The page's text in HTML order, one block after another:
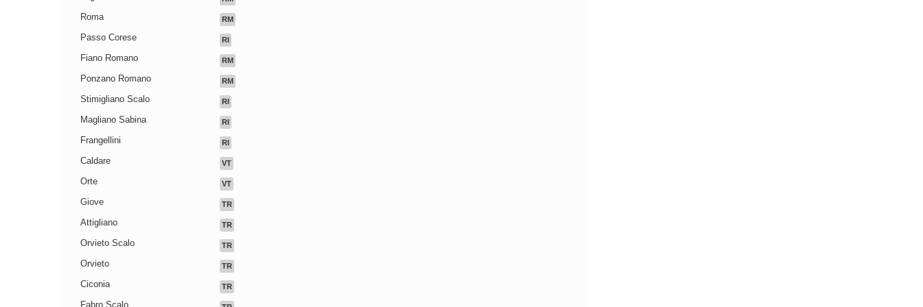
Roma RM
Passo Corese RI
Fiano Romano RM
Ponzano Romano RM
Stimigliano Scalo RI
Magliano Sabina RI
Frangellini RI
Caldare VT
Orte VT
Giove TR
Attigliano TR
Orvieto Scalo TR
Orvieto TR
Ciconia TR
Fabro Scalo